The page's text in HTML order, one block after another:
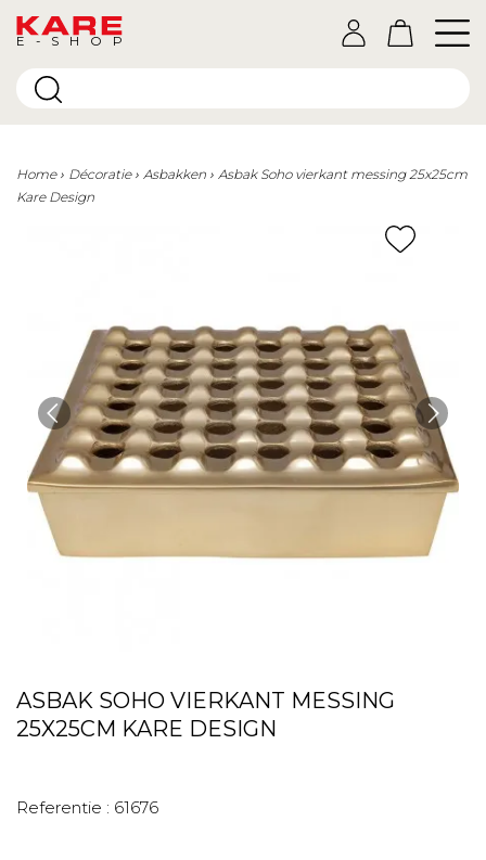
E-SHOP
Home Décoratie Asbakken
Asbak Soho vierkant messing 25x25cm
Kare Design
ASBAK SOHO VIERKANT MESSING
25X25CM KARE DESIGN
Referentie : 61676